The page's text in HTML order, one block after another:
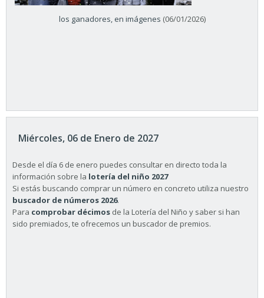
los ganadores, en imágenes (06/01/2026)
Miércoles, 06 de Enero de 2027
Desde el día 6 de enero puedes consultar en directo toda la
información sobre la lotería del niño 2027
Si estás buscando comprar un número en concreto utiliza nuestro
buscador de números 2026.
Para comprobar décimos de la Lotería del Niño y saber si han
sido premiados, te ofrecemos un buscador de premios.